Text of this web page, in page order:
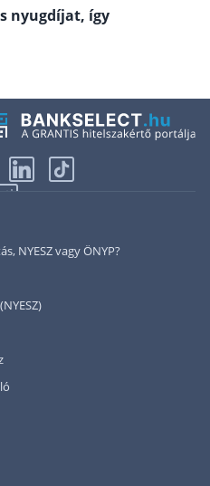
nyugdíjat, így
NYESZ vagy ÖNYP?